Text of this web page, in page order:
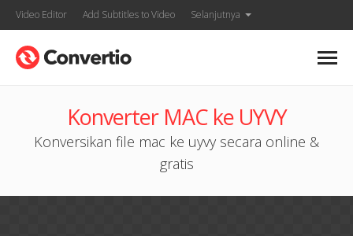
Video Editor Add Subtitles to Video Selanjutnya
Konverter MAC ke UYVY
Konversikan file mac ke uyvy secara online &
gratis